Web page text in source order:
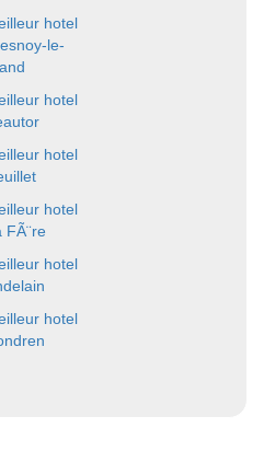
hotel
le-
hotel
hotel
hotel
FÃ¨re
hotel
hotel